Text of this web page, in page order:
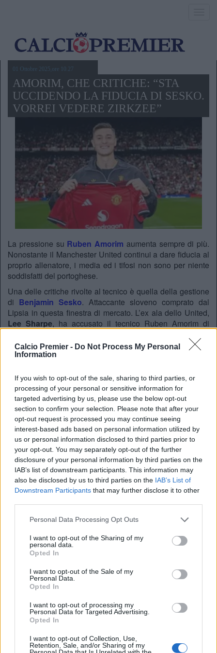
Calcio Premier - Do Not Process My Personal
Information
If you wish to opt-out of the sale, sharing to third parties, or
processing of your personal or sensitive information for
targeted advertising by us, please use the below opt-out
section to confirm your selection. Please note that after your
opt-out request is processed you may continue seeing
interest-based ads based on personal information utilized by
us or personal information disclosed to third parties prior to
your opt-out. You may separately opt-out of the further
disclosure of your personal information by third parties on the
IAB’s list of downstream participants. This information may
also be disclosed by us to third parties on the IAB’s List of
Downstream Participants that may further disclose it to other
Personal Data Processing Opt Outs
I want to opt-out of the Sharing of my
personal data.
Opted In
I want to opt-out of the Sale of my
Personal Data.
Opted In
I want to opt-out of processing my
Personal Data for Targeted Advertising.
Opted In
I want to opt-out of Collection, Use,
Retention, Sale, and/or Sharing of my
01 Ottobre 2025,ore 10.27
AMORIM, CHE CRITICHE: “STA
UCCIDENDO LA FIDUCIA DI SESKO.
VORREI VEDERE ZIRKZEE”
La pressione su Ruben Amorim aumenta sempre di più.
Nonostante il Manchester United continui a dare fiducia al
proprio allenatore, i media ed i tifosi non sono per niente
soddisfatti del portoghese.
Una delle critiche rivolte al tecnico è quella della gestione
di Benjamin Sesko. Attaccante sloveno comprato dal
Lipsia in questa finestra di mercato. L’ex ala dello United,
Lee Sharpe, ha accusato il tecnico Ruben Amorim di
conAceOdds.com, ha dichiarato:
più continuità. Sono un grande fan dell’olandese e
penso che avrebbe dovuto giocare al posto di Amad
Diallo nel ruolo di trequartista. O anche al posto di
Sesko, perché non penso che sia ancora del tutto in
forma. So che ha bisogno di tempo per adattarsi ai
ritmi della Premier League e penso cheil modo in
cui lo hanno gettato nella mischia in questo
momento potrebbe uccidere la sua fiducia.
Stadio:Old Trafford (75.731)
Città:Manchester
Manager:Ruben Amorim